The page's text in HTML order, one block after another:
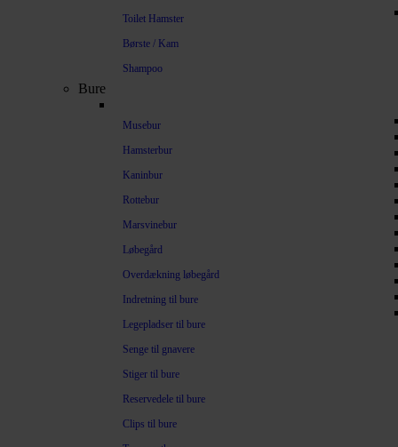
Toilet Hamster
Børste / Kam
Shampoo
Bure
Musebur
Hamsterbur
Kaninbur
Rottebur
Marsvinebur
Løbegård
Overdækning løbegård
Indretning til bure
Legepladser til bure
Senge til gnavere
Stiger til bure
Reservedele til bure
Clips til bure